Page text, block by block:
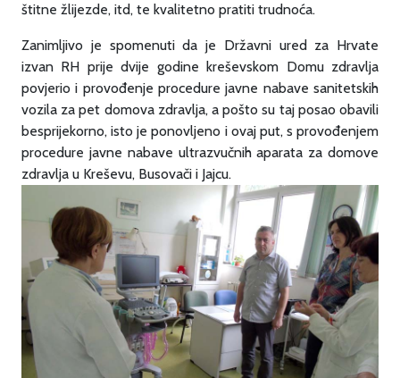
štitne žlijezde, itd, te kvalitetno pratiti trudnoća.
Zanimljivo je spomenuti da je Državni ured za Hrvate
izvan RH prije dvije godine kreševskom Domu zdravlja
povjerio i provođenje procedure javne nabave sanitetskih
vozila za pet domova zdravlja, a pošto su taj posao obavili
besprijekorno, isto je ponovljeno i ovaj put, s provođenjem
procedure javne nabave ultrazvučnih aparata za domove
zdravlja u Kreševu, Busovači i Jajcu.